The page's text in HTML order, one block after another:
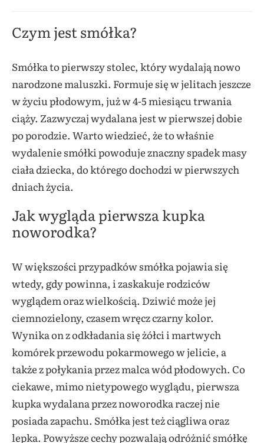
Czym jest smółka?
Smółka to pierwszy stolec, który wydalają nowo
narodzone maluszki. Formuje się w jelitach jeszcze
w życiu płodowym, już w 4-5 miesiącu trwania
ciąży. Zazwyczaj wydalana jest w pierwszej dobie
po porodzie. Warto wiedzieć, że to właśnie
wydalenie smółki powoduje znaczny spadek masy
ciała dziecka, do którego dochodzi w pierwszych
dniach życia.
Jak wygląda pierwsza kupka
noworodka?
W większości przypadków smółka pojawia się
wtedy, gdy powinna, i zaskakuje rodziców
wyglądem oraz wielkością. Dziwić może jej
ciemnozielony, czasem wręcz czarny kolor.
Wynika on z odkładania się żółci i martwych
komórek przewodu pokarmowego w jelicie, a
także z połykania przez malca wód płodowych. Co
ciekawe, mimo nietypowego wyglądu, pierwsza
kupka wydalana przez noworodka raczej nie
posiada zapachu. Smółka jest też ciągliwa oraz
lepka. Powyższe cechy pozwalają odróżnić smółkę